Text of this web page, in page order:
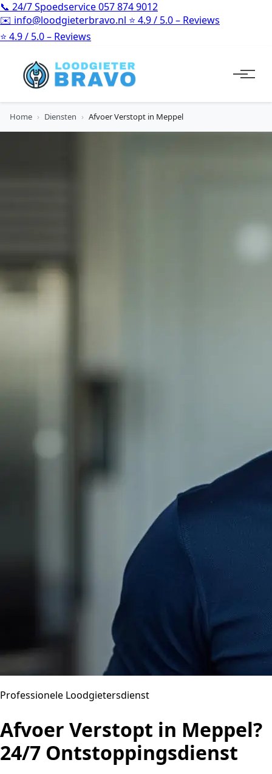
📞 24/7 Spoedservice057 874 9012
✉️ info@loodgieterbravo.nl ⭐ 4.9 / 5.0 – Reviews
⭐ 4.9 / 5.0 – Reviews
Home › Diensten › Afvoer Verstopt in Meppel
Professionele Loodgietersdienst
Afvoer Verstopt in Meppel?
24/7 Ontstoppingsdienst